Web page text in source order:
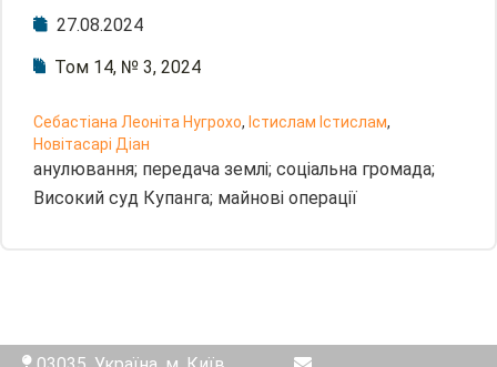
27.08.2024
Том 14, № 3, 2024
Себастіана Леоніта Нугрохо, Істислам Істислам,
Новітасарі Діан
анулювання; передача землі; соціальна громада;
Високий суд Купанга; майнові операції